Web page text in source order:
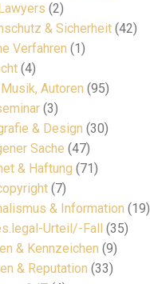
(2)
& Sicherheit (42)
Verfahren (1)
(4)
Autoren (95)
(3)
& Design (30)
Sache (47)
& Haftung (71)
(7)
& Information (19)
Urteil/-Fall (35)
& Kennzeichen (9)
& Reputation (33)